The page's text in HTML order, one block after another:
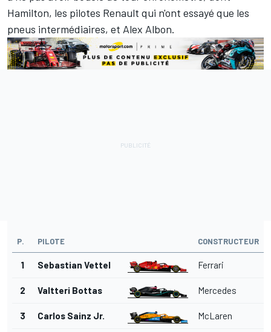
Hamilton, les pilotes Renault qui n'ont essayé que les
pneus intermédiaires, et Alex Albon.
P. PILOTE CONSTRUCTEUR
1 Sebastian Vettel Ferrari
2 Valtteri Bottas Mercedes
3 Carlos Sainz Jr. McLaren